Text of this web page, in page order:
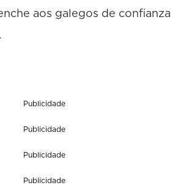
aos galegos de confianza
Publicidade
Publicidade
Publicidade
Publicidade